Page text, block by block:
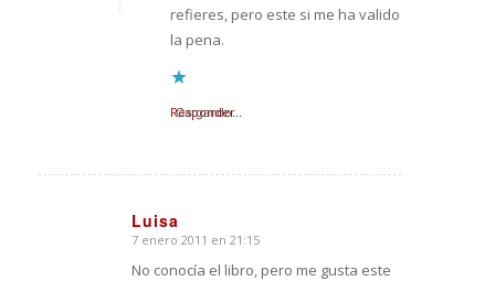
refieres, pero este si me ha valido
la pena.
Cargando...
Responder
Luisa
Dice:
7 enero 2011 en 21:15
No conocía el libro, pero me gusta este